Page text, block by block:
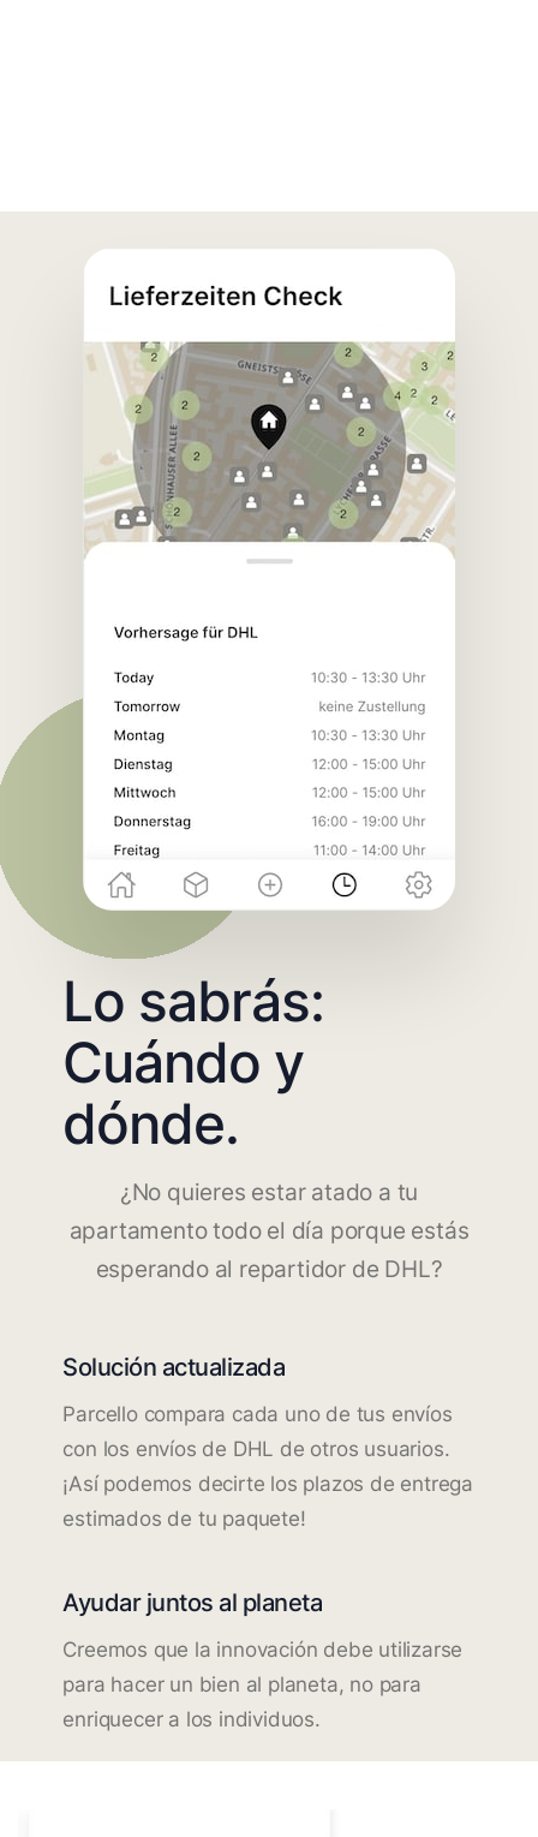
Lo sabrás:
Cuándo y
dónde.
¿No quieres estar atado a tu
apartamento todo el día porque estás
esperando al repartidor de DHL?
Solución actualizada
Parcello compara cada uno de tus envíos
con los envíos de DHL de otros usuarios.
¡Así podemos decirte los plazos de entrega
estimados de tu paquete!
Ayudar juntos al planeta
Creemos que la innovación debe utilizarse
para hacer un bien al planeta, no para
enriquecer a los individuos.